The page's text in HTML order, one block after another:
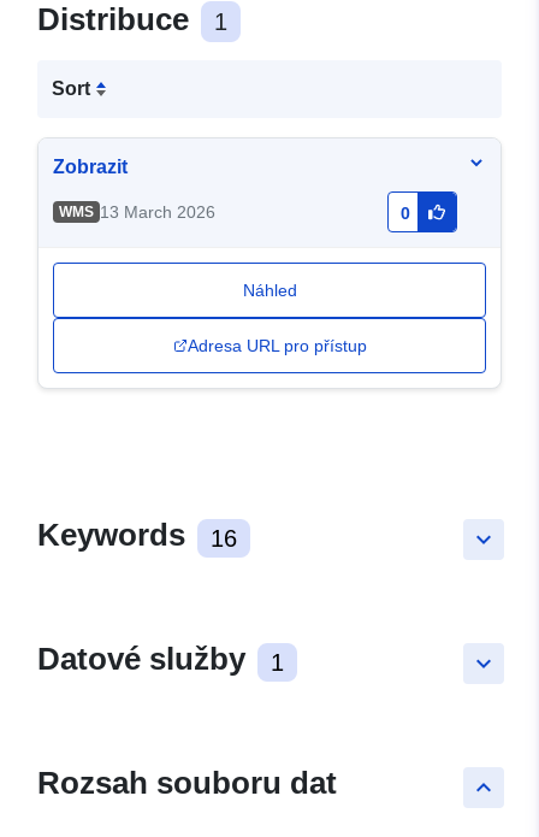
Distribuce 1
Sort
Zobrazit
WMS 13 March 2026 0
Náhled
Adresa URL pro přístup
keyboard_arrow_down
Keywords 16
keyboard_arrow_down
Datové služby 1
keyboard_arrow_up
Rozsah souboru dat